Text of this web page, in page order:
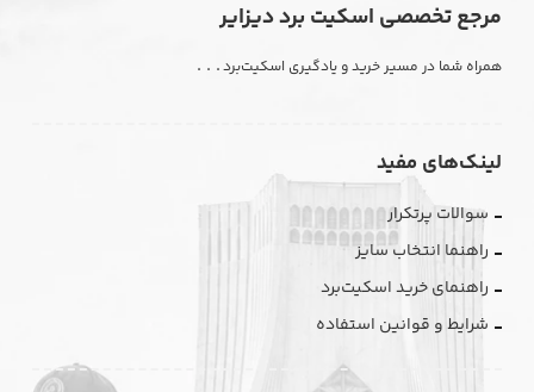
مرجع تخصصی اسکیت برد دیزایر
همراه شما در مسیر خرید و یادگیری اسکیت‌برد. . .
لینک‌های مفید
سوالات پرتکرار
راهنما انتخاب سایز
راهنمای خرید اسکیت‌برد
شرایط و قوانین استفاده